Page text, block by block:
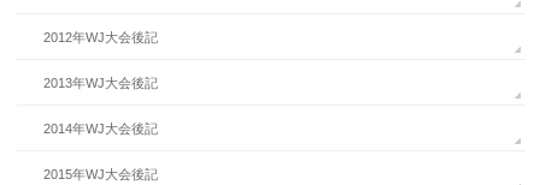
2012年WJ大会後記
2013年WJ大会後記
2014年WJ大会後記
2015年WJ大会後記